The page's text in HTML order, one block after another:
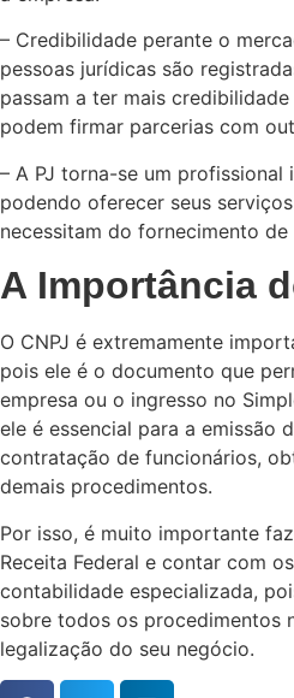
– Credibilidade perante o
pessoas jurídicas são
passam a ter mais
podem firmar parcerias com
– A PJ torna-se um profissional
podendo oferecer seus
necessitam do fornecimento
A Importância
O CNPJ é extremamente
pois ele é o documento que
empresa ou o ingresso no
ele é essencial para a emissão
contratação de funcionários,
demais procedimentos.
Por isso, é muito importante
Receita Federal e contar com
contabilidade especializada,
sobre todos os procedimentos
legalização do seu negócio.